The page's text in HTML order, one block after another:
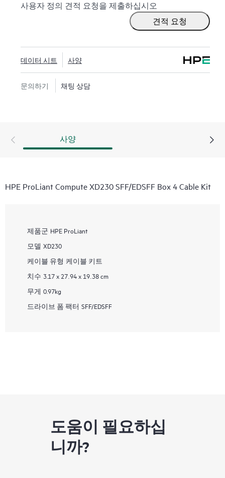
사용자 정의 견적 요청을 제출하십시오
견적 요청
데이터 시트 사양
문의하기 채팅 상담
사양
HPE ProLiant Compute XD230 SFF/EDSFF Box 4 Cable Kit
제품군 HPE ProLiant
모델 XD230
케이블 유형 케이블 키트
치수 3.17 x 27.94 x 19.38 cm
무게 0.97kg
드라이브 폼 팩터 SFF/EDSFF
도움이 필요하십
니까?